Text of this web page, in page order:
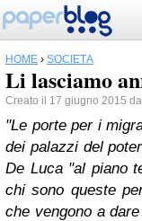
HOME › SOCIETÀ
Li lasciamo
Creato il 17 giugno 2015 da
"Le porte per i
dei palazzi del
De Luca "al piano
chi sono queste
che vengono a